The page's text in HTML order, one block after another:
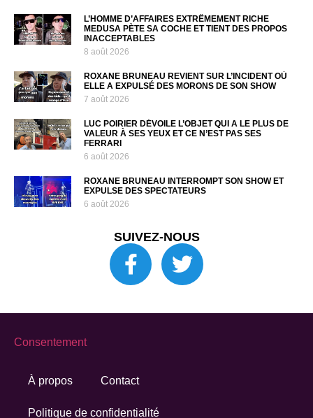
L’HOMME D’AFFAIRES EXTRÊMEMENT RICHE
MEDUSA PÈTE SA COCHE ET TIENT DES PROPOS
INACCEPTABLES
8 août 2026
ROXANE BRUNEAU REVIENT SUR L’INCIDENT OÙ
ELLE A EXPULSÉ DES MORONS DE SON SHOW
7 août 2026
LUC POIRIER DÉVOILE L’OBJET QUI A LE PLUS DE
VALEUR À SES YEUX ET CE N’EST PAS SES
FERRARI
6 août 2026
ROXANE BRUNEAU INTERROMPT SON SHOW ET
EXPULSE DES SPECTATEURS
6 août 2026
SUIVEZ-NOUS
À propos Contact
Politique de confidentialité
Consentement